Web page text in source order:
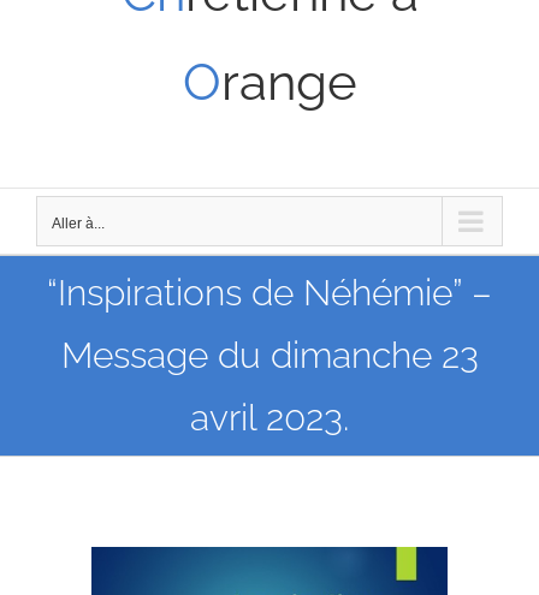
Orange
Aller à...
“Inspirations de Néhémie” –
Message du dimanche 23
avril 2023.